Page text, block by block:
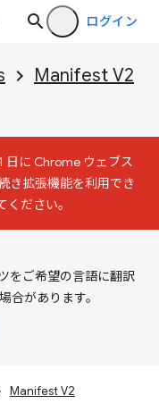
ログイン
Manifest V2
日に Chrome ウェブス
き拡張機能を利用でき
ださい。
をご希望の言語に翻訳
合があります。
Manifest V2